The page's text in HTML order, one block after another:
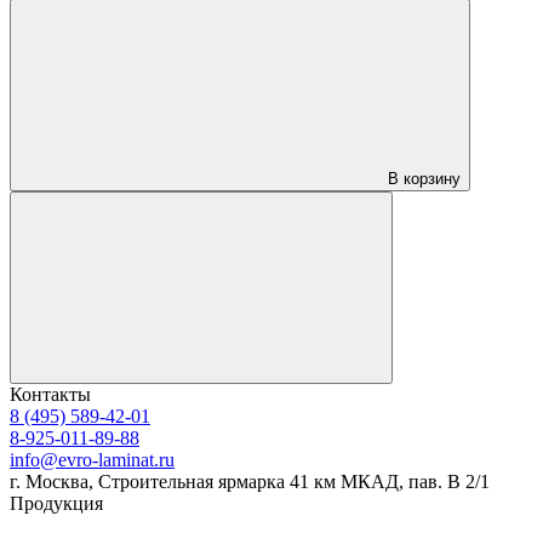
В корзину
Контакты
8 (495) 589-42-01
8-925-011-89-88
info@evro-laminat.ru
г. Москва, Строительная ярмарка 41 км МКАД, пав. В 2/1
Продукция